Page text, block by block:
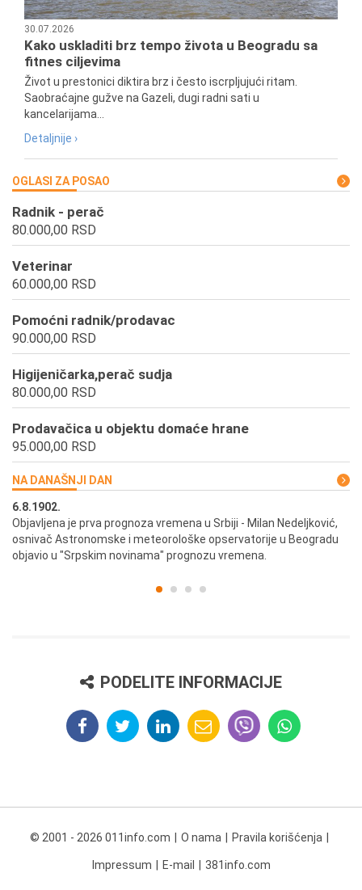
30.07.2026
Kako uskladiti brz tempo života u Beogradu sa
fitnes ciljevima
Život u prestonici diktira brz i često iscrpljujući ritam.
Saobraćajne gužve na Gazeli, dugi radni sati u
kancelarijama...
Detaljnije ›
OGLASI ZA POSAO
Radnik - perač
80.000,00 RSD
Veterinar
60.000,00 RSD
Pomoćni radnik/prodavac
90.000,00 RSD
Higijeničarka,perač sudja
80.000,00 RSD
Prodavačica u objektu domaće hrane
95.000,00 RSD
NA DANAŠNJI DAN
6.8.1902.
Objavljena je prva prognoza vremena u Srbiji - Milan Nedeljković,
osnivač Astronomske i meteorološke opservatorije u Beogradu
objavio u "Srpskim novinama" prognozu vremena.
PODELITE INFORMACIJE
© 2001 - 2026 011info.com O nama Pravila korišćenja
Impressum E-mail 381info.com